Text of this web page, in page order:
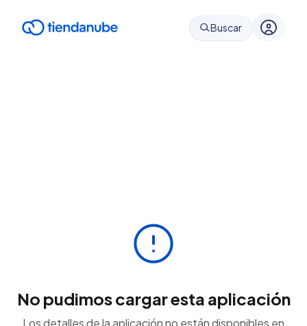
Buscar
No pudimos cargar esta aplicación
Los detalles de la aplicación no están disponibles en